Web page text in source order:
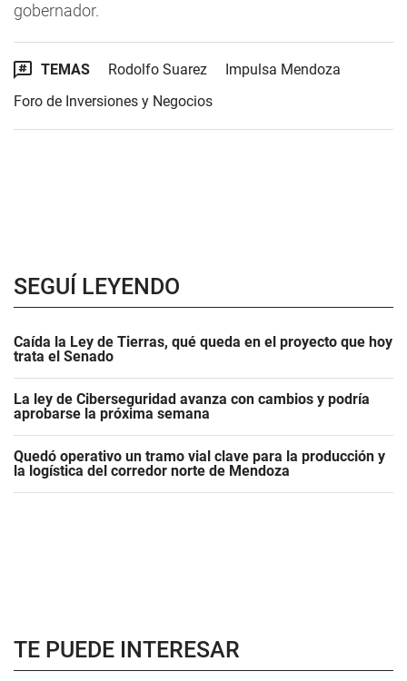
gobernador.
TEMAS Rodolfo Suarez
Impulsa Mendoza
Foro de Inversiones y Negocios
SEGUÍ LEYENDO
Caída la Ley de Tierras, qué queda en el proyecto que hoy
trata el Senado
La ley de Ciberseguridad avanza con cambios y podría
aprobarse la próxima semana
Quedó operativo un tramo vial clave para la producción y
la logística del corredor norte de Mendoza
TE PUEDE INTERESAR